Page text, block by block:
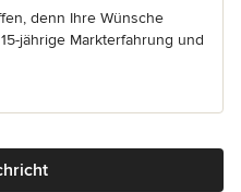
denn Ihre Wünsche
jährige Markterfahrung und